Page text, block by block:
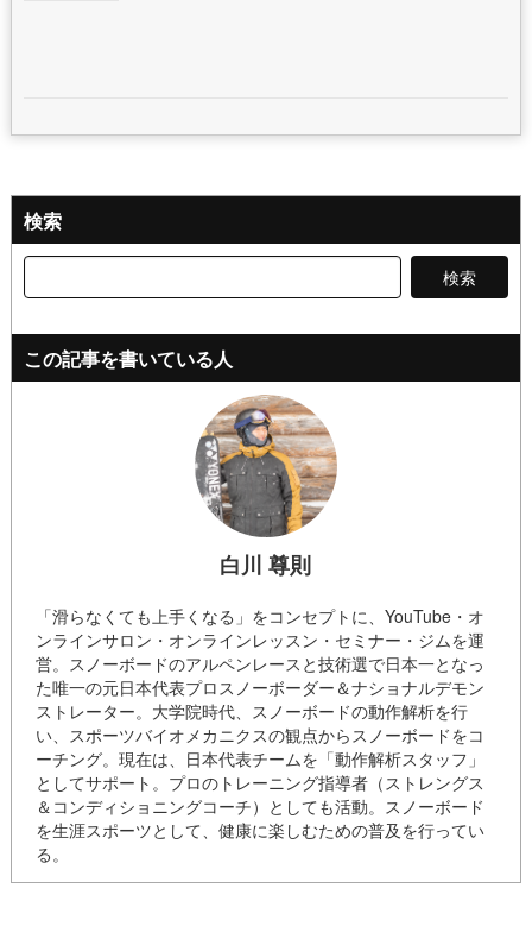
検索
この記事を書いている人
白川 尊則
「滑らなくても上手くなる」をコンセプトに、YouTube・オ
ンラインサロン・オンラインレッスン・セミナー・ジムを運
営。スノーボードのアルペンレースと技術選で日本一となっ
た唯一の元日本代表プロスノーボーダー＆ナショナルデモン
ストレーター。大学院時代、スノーボードの動作解析を行
い、スポーツバイオメカニクスの観点からスノーボードをコ
ーチング。現在は、日本代表チームを「動作解析スタッフ」
としてサポート。プロのトレーニング指導者（ストレングス
＆コンディショニングコーチ）としても活動。スノーボード
を生涯スポーツとして、健康に楽しむための普及を行ってい
る。